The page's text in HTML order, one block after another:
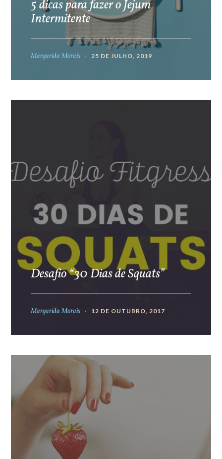
5 dicas para fazer o Jejum
Intermitente
Margarida Morais 25 DE JULHO, 2019
Desafio “30 Dias de Squats”
Margarida Morais 12 DE OUTUBRO, 2017